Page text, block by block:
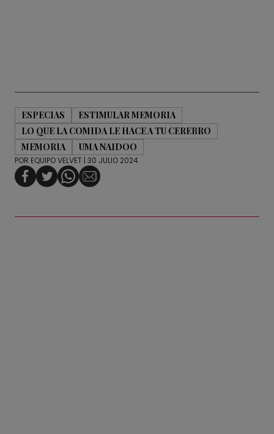
ESPECIAS
ESTIMULAR MEMORIA
LO QUE LA COMIDA LE HACE A TU CEREBRO
MEMORIA
UMA NAIDOO
POR EQUIPO VELVET | 30 JULIO 2024